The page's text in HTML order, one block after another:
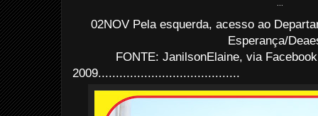
02NOV Pela esquerda, acesso ao
Esperança/
FONTE: JanilsonElaine, via
2009........................................